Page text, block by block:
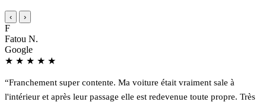
‹ ›
F
Fatou N.
Google
★ ★ ★ ★ ★
“Franchement super contente. Ma voiture était vraiment sale à
l'intérieur et après leur passage elle est redevenue toute propre. Très